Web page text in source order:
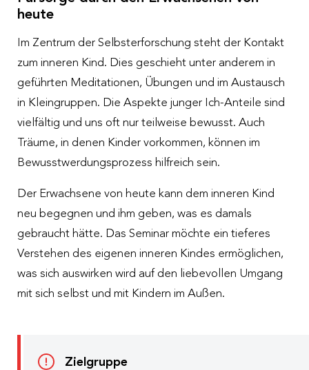
heute
Im Zentrum der Selbsterforschung steht der Kontakt
zum inneren Kind. Dies geschieht unter anderem in
geführten Meditationen, Übungen und im Austausch
in Kleingruppen. Die Aspekte junger Ich-Anteile sind
vielfältig und uns oft nur teilweise bewusst. Auch
Träume, in denen Kinder vorkommen, können im
Bewusstwerdungsprozess hilfreich sein.
Der Erwachsene von heute kann dem inneren Kind
neu begegnen und ihm geben, was es damals
gebraucht hätte. Das Seminar möchte ein tieferes
Verstehen des eigenen inneren Kindes ermöglichen,
was sich auswirken wird auf den liebevollen Umgang
mit sich selbst und mit Kindern im Außen.
Zielgruppe